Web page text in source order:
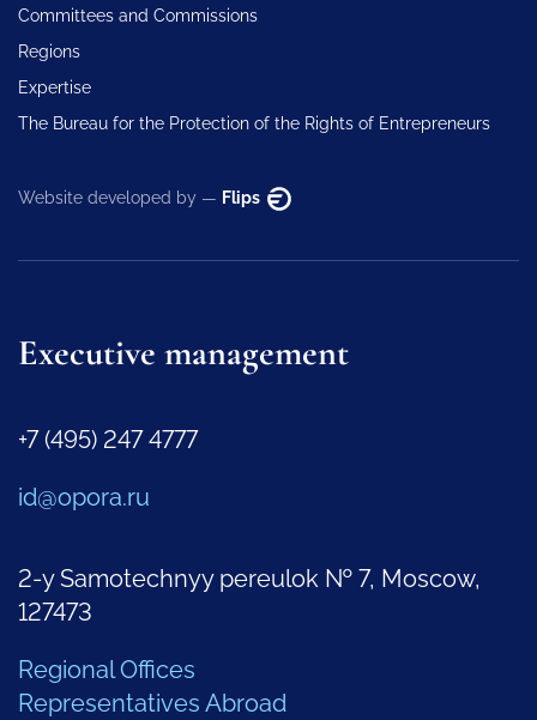
Committees and Commissions
Regions
Expertise
The Bureau for the Protection of the Rights of Entrepreneurs
Website developed by — Flips
Executive management
+7 (495) 247 4777
id@opora.ru
2-y Samotechnyy pereulok № 7, Moscow,
127473
Regional Offices
Representatives Abroad